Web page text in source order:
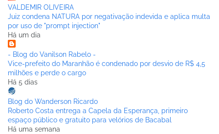
VALDEMIR OLIVEIRA
Juiz condena NATURA por negativação indevida e aplica multa
por uso de "prompt injection"
Há um dia
- Blog do Vanilson Rabelo -
Vice-prefeito do Maranhão é condenado por desvio de R$ 4,5
milhões e perde o cargo
Há 5 dias
Blog do Wanderson Ricardo
Roberto Costa entrega a Capela da Esperança, primeiro
espaço público e gratuito para velórios de Bacabal
Há uma semana